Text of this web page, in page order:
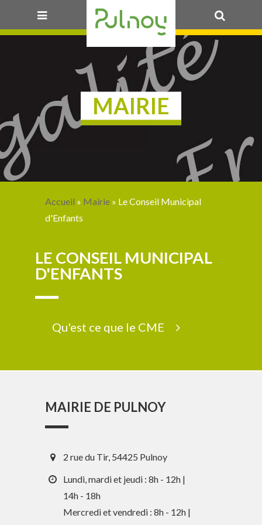
MAIRIE
Accueil » Mairie » Le Conseil Municipal
d'Enfants
LE CONSEIL MUNICIPAL
D'ENFANTS
Qu'est ce que le CME
MAIRIE DE PULNOY
2 rue du Tir, 54425 Pulnoy
Lundi, mardi et jeudi : 8h - 12h |
14h - 18h
Mercredi et vendredi : 8h - 12h |